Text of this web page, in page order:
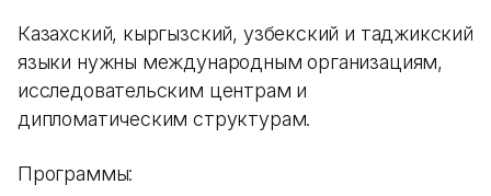
Казахский, кыргызский, узбекский и таджикский
языки нужны международным организациям,
исследовательским центрам и
дипломатическим структурам.
Программы: